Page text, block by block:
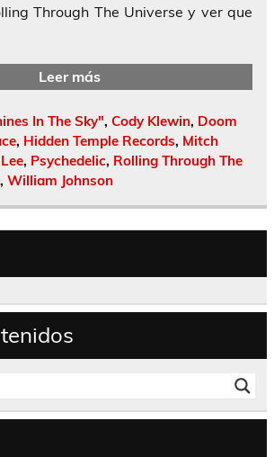
Through The Universe y ver que
Leer más
In The Sky", Cody Klewin, Doom
, Hidden Temple Records, Mitch
, Psychedelic, Rolling Through The
, William Johnson